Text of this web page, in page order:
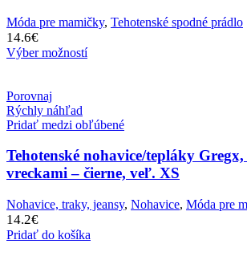
Móda pre mamičky, Tehotenské spodné prádlo
14.6€
Výber možností
Porovnaj
Rýchly náhľad
Pridať medzi obľúbené
Tehotenské nohavice/tepláky
vreckami – čierne, veľ. XS
Nohavice, traky, jeansy, Nohavice, Móda pre
14.2€
Pridať do košíka